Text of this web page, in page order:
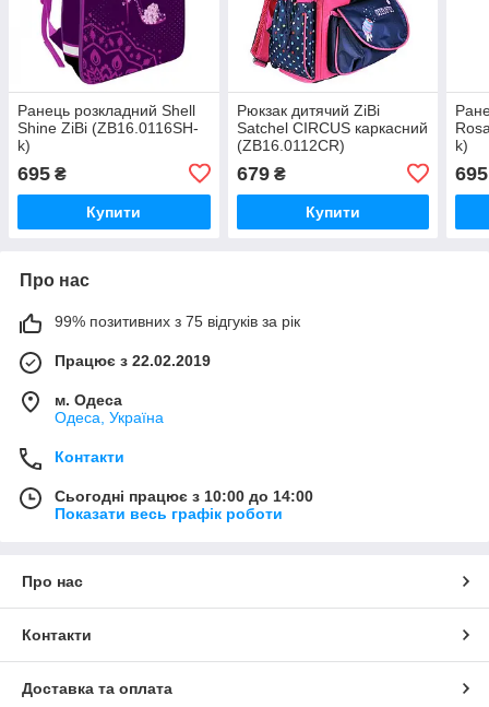
Ранець розкладний Shell
Shine ZiBi (ZB16.0116SH-
k)
695 ₴
Купити
Рюкзак дитячий ZiBi
Satchel CIRCUS каркасний
(ZB16.0112CR)
679₴
Купити
k)
695
Про нас
99% позитивних з 75 відгуків за рік
Працює з 22.02.2019
м. Одеса
Одеса, Україна
Контакти
Сьогодні працює з 10:00 до 14:00
Показати весь графік роботи
Про нас
Контакти
Доставка та оплата